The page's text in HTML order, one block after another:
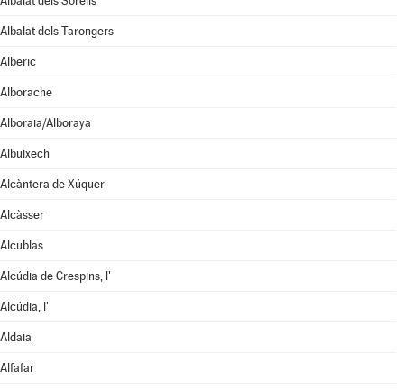
Albalat dels Tarongers
Alberic
Alborache
Alboraia/Alboraya
Albuixech
Alcàntera de Xúquer
Alcàsser
Alcublas
Alcúdia de Crespins, l'
Alcúdia, l'
Aldaia
Alfafar